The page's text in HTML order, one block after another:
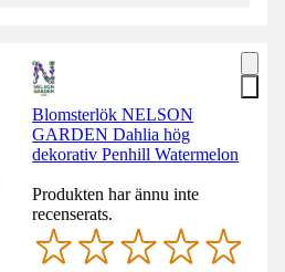
Blomsterlök NELSON
GARDEN Dahlia hög
dekorativ Penhill Watermelon
Produkten har ännu inte
recenserats.